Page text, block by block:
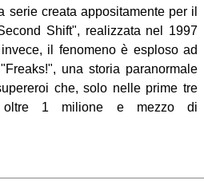
serie creata appositamente per il
Shift", realizzata nel 1997
il fenomeno è esploso ad
una storia paranormale
che, solo nelle prime tre
oltre 1 milione e mezzo di